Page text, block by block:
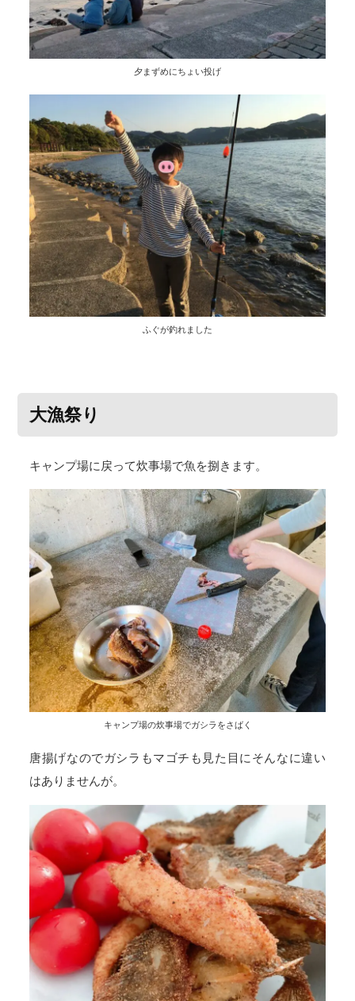
夕まずめにちょい投げ
ふぐが釣れました
大漁祭り
キャンプ場に戻って炊事場で魚を捌きます。
キャンプ場の炊事場でガシラをさばく
唐揚げなのでガシラもマゴチも見た目にそんなに違い
はありませんが。